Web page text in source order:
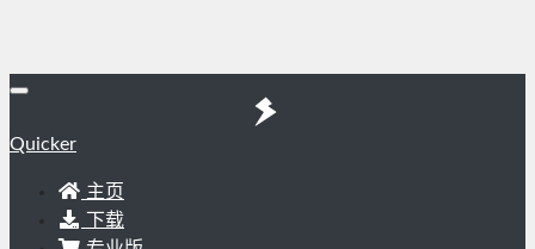
Quicker
主页
下载